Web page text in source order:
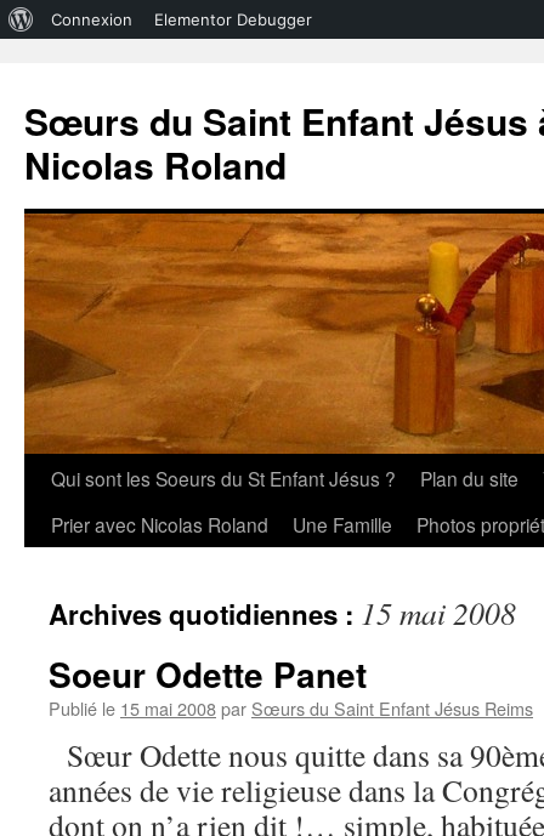
WordPress
Connexion Elementor Debugger
Sœurs du Saint Enfant Jésus
Nicolas Roland
Aller
Qui sont les Soeurs du St Enfant Jésus ? Plan du site
Prier avec Nicolas Roland
Une Famille Photos
Archives quotidiennes : 15 mai 2008
Soeur Odette Panet
Publié le 15 mai 2008par Sœurs du Saint Enfant Jésus Reims
Sœur Odette nous quitte dans sa
années de vie religieuse dans la
dont on n’a rien dit !… simple, habituée